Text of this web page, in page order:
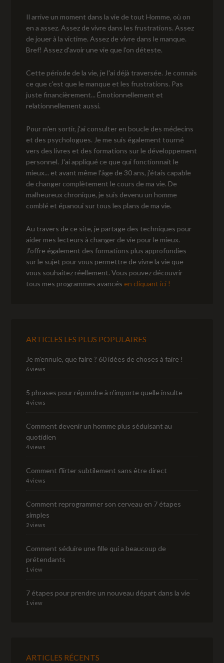
Il arrive un moment dans la vie de tout Homme, où on
en a assez. Assez de vivre dans les frustrations. Assez
de jouer à la victime. Assez de vivre dans le manque.
Bref! Assez d'avoir une vie que l'on déteste.
Cette période de la vie, je l'ai déjà traversée. Je connais
ce que c'est que le manque et les frustrations. Pas
juste financièrement... Émotionnellement et
relationnellement aussi.
Pour m'en sortir, j'ai consulter en boucle des médecins
et des psychologues. Je me suis également tourné
vers des livres et des formations sur le développement
personnel. J'ai appliqué ce que qui fonctionnait le
mieux... et avant même l'âge de 30 ans, j'étais capable
de changer complètement le cours de ma vie. De
malheureux chronique, je suis devenu un homme
comblé et épanoui sur tous les plans de ma vie.
Au travers de ce site, je partage des techniques pour
aider mes lecteurs à changer de vie pour le mieux.
J'offre également des formations plus approfondies
sur le sujet pour vous permettre de vivre la vie que
vous souhaitez réellement. Vous pouvez découvrir
tous mes programmes avancés en cliquant ici !
ARTICLES LES PLUS POPULAIRES
Je m’ennuie, que faire ? 60 idées de choses à faire !
6 views
5 phrases pour répondre à n’importe quelle insulte
4 views
Comment devenir un homme plus séduisant au
quotidien
4 views
Comment flirter subtilement sans être direct
4 views
Comment reprogrammer son cerveau en 7 étapes
simples
2 views
Comment séduire une fille qui a beaucoup de
prétendants
1 view
7 étapes pour prendre un nouveau départ dans la vie
1 view
ARTICLES RÉCENTS